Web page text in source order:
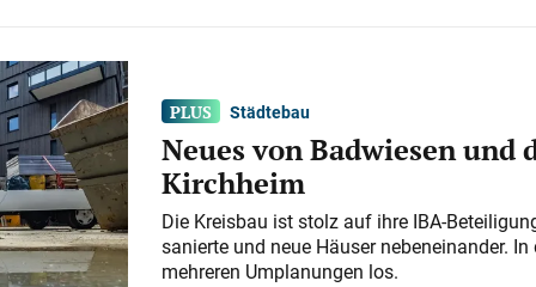
Städtebau
Neues von Badwiesen und
Kirchheim
Die Kreisbau ist stolz auf ihre IBA-
sanierte und neue Häuser nebeneinander.
mehreren Umplanungen los.